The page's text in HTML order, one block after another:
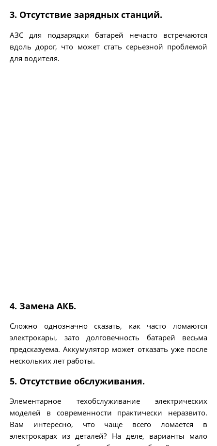
3. Отсутствие зарядных станций.
АЗС для подзарядки батарей нечасто встречаются
вдоль дорог, что может стать серьезной проблемой
для водителя.
4. Замена АКБ.
Сложно однозначно сказать, как часто ломаются
электрокары, зато долговечность батарей весьма
предсказуема. Аккумулятор может отказать уже после
нескольких лет работы.
5. Отсутствие обслуживания.
Элементарное техобслуживание электрических
моделей в современности практически неразвито.
Вам интересно, что чаще всего ломается в
электрокарах из деталей? На деле, варианты мало